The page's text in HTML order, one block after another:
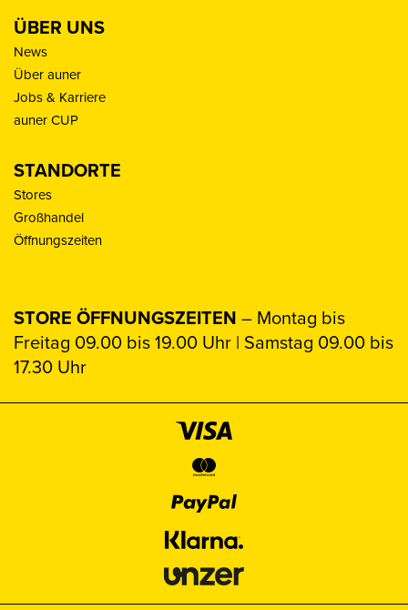
ÜBER UNS
News
Über auner
Jobs & Karriere
auner CUP
STANDORTE
Stores
Großhandel
Öffnungszeiten
STORE ÖFFNUNGSZEITEN – Montag bis
Freitag 09.00 bis 19.00 Uhr | Samstag 09.00 bis
17.30 Uhr